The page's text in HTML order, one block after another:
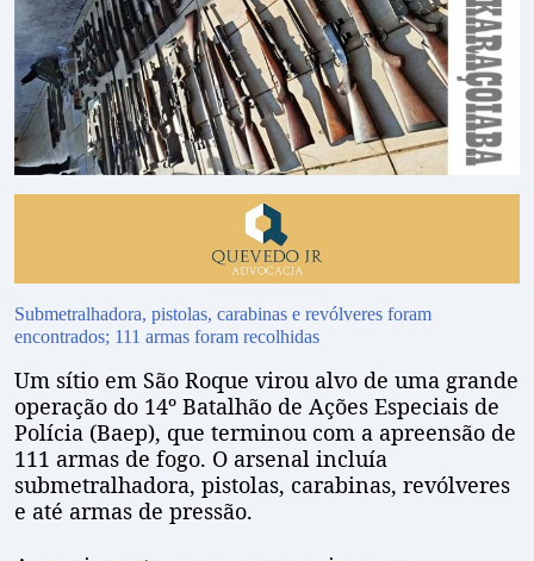
Submetralhadora, pistolas, carabinas e revólveres foram
encontrados; 111 armas foram recolhidas
Um sítio em São Roque virou alvo de uma grande
operação do 14º Batalhão de Ações Especiais de
Polícia (Baep), que terminou com a apreensão de
111 armas de fogo. O arsenal incluía
submetralhadora, pistolas, carabinas, revólveres
e até armas de pressão.